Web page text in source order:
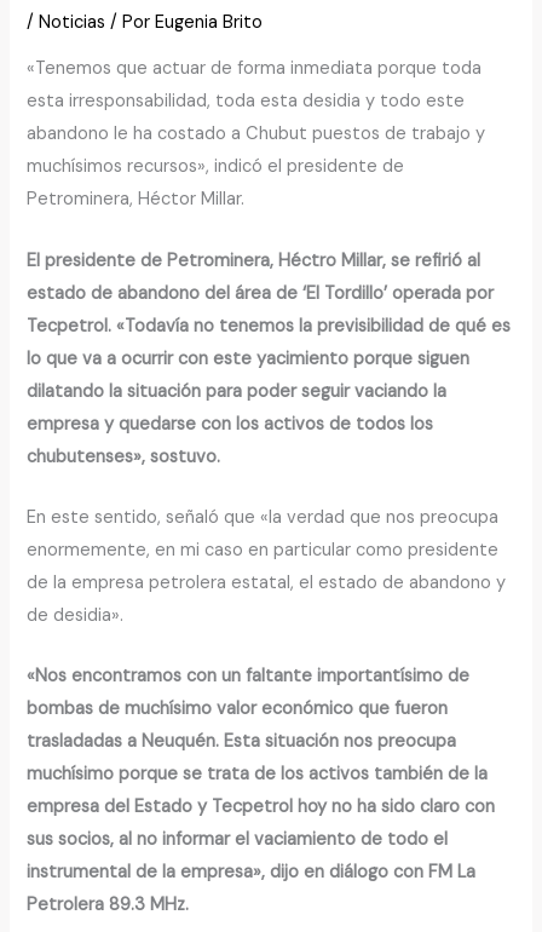
/Noticias / PorEugenia Brito
«Tenemos que actuar de forma inmediata porque toda
esta irresponsabilidad, toda esta desidia y todo este
abandono le ha costado a Chubut puestos de trabajo y
muchísimos recursos», indicó el presidente de
Petrominera, Héctor Millar.
El presidente de Petrominera, Héctro Millar, se refirió al
estado de abandono del área de ‘El Tordillo’ operada por
Tecpetrol. «Todavía no tenemos la previsibilidad de qué es
lo que va a ocurrir con este yacimiento porque siguen
dilatando la situación para poder seguir vaciando la
empresa y quedarse con los activos de todos los
chubutenses», sostuvo.
En este sentido, señaló que «la verdad que nos preocupa
enormemente, en mi caso en particular como presidente
de la empresa petrolera estatal, el estado de abandono y
de desidia».
«Nos encontramos con un faltante importantísimo de
bombas de muchísimo valor económico que fueron
trasladadas a Neuquén. Esta situación nos preocupa
muchísimo porque se trata de los activos también de la
empresa del Estado y Tecpetrol hoy no ha sido claro con
sus socios, al no informar el vaciamiento de todo el
instrumental de la empresa», dijo en diálogo con FM La
Petrolera 89.3 MHz.